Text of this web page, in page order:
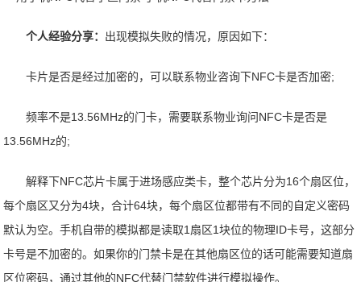
个人经验分享： 出现模拟失败的情况，原因如下：
卡片是否是经过加密的，可以联系物业咨询下NFC卡是否加密;
频率不是13.56MHz的门卡，需要联系物业询问NFC卡是否是
13.56MHz的;
解释下NFC芯片卡属于进场感应类卡，整个芯片分为16个扇区位，
每个扇区又分为4块，合计64块，每个扇区位都带有不同的自定义密码
默认为空。手机自带的模拟都是读取1扇区1块位的物理ID卡号，这部分
卡号是不加密的。如果你的门禁卡是在其他扇区位的话可能需要知道扇
区位密码，通过其他的NFC代替门禁软件进行模拟操作。